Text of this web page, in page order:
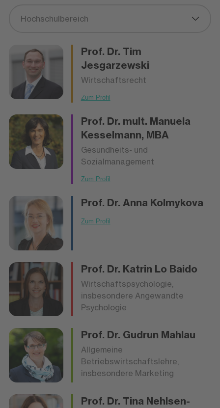
Hochschulbereich
Prof. Dr. Tim
Jesgarzewski
Wirtschaftsrecht
Zum Profil
Prof. Dr. mult. Manuela
Kesselmann, MBA
Gesundheits- und
Sozialmanagement
Zum Profil
Prof. Dr. Anna Kolmykova
Zum Profil
Prof. Dr. Katrin Lo Baido
Wirtschaftspsychologie,
insbesondere Angewandte
Psychologie
Prof. Dr. Gudrun Mahlau
Allgemeine
Betriebswirtschaftslehre,
insbesondere Marketing
Prof. Dr. Tina Nehlsen-